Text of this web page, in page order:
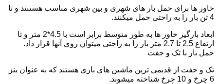
خاور ها برای حمل بار های شهری و بین شهری مناسب هستنند و تا
4 تن بار را به راحتی حمل میکنند.
ابعاد بارگیر خاور ها به طور متوسط برابر است با 4.5*2 متر و تا
ارتفاع 2.5 تا 2.7 متر بار را به راحتی میتوان روی آنها قرار داد.
حمل بار با تک و جفت
تک و جفت از قدیمی ترین ماشین های باری هستند که به عنوان بنز
6 چرخ و 10 چرخ شناخته میشوند.